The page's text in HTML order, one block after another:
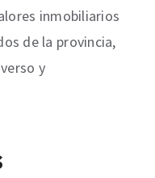
inmobiliarios
de la provincia,
y